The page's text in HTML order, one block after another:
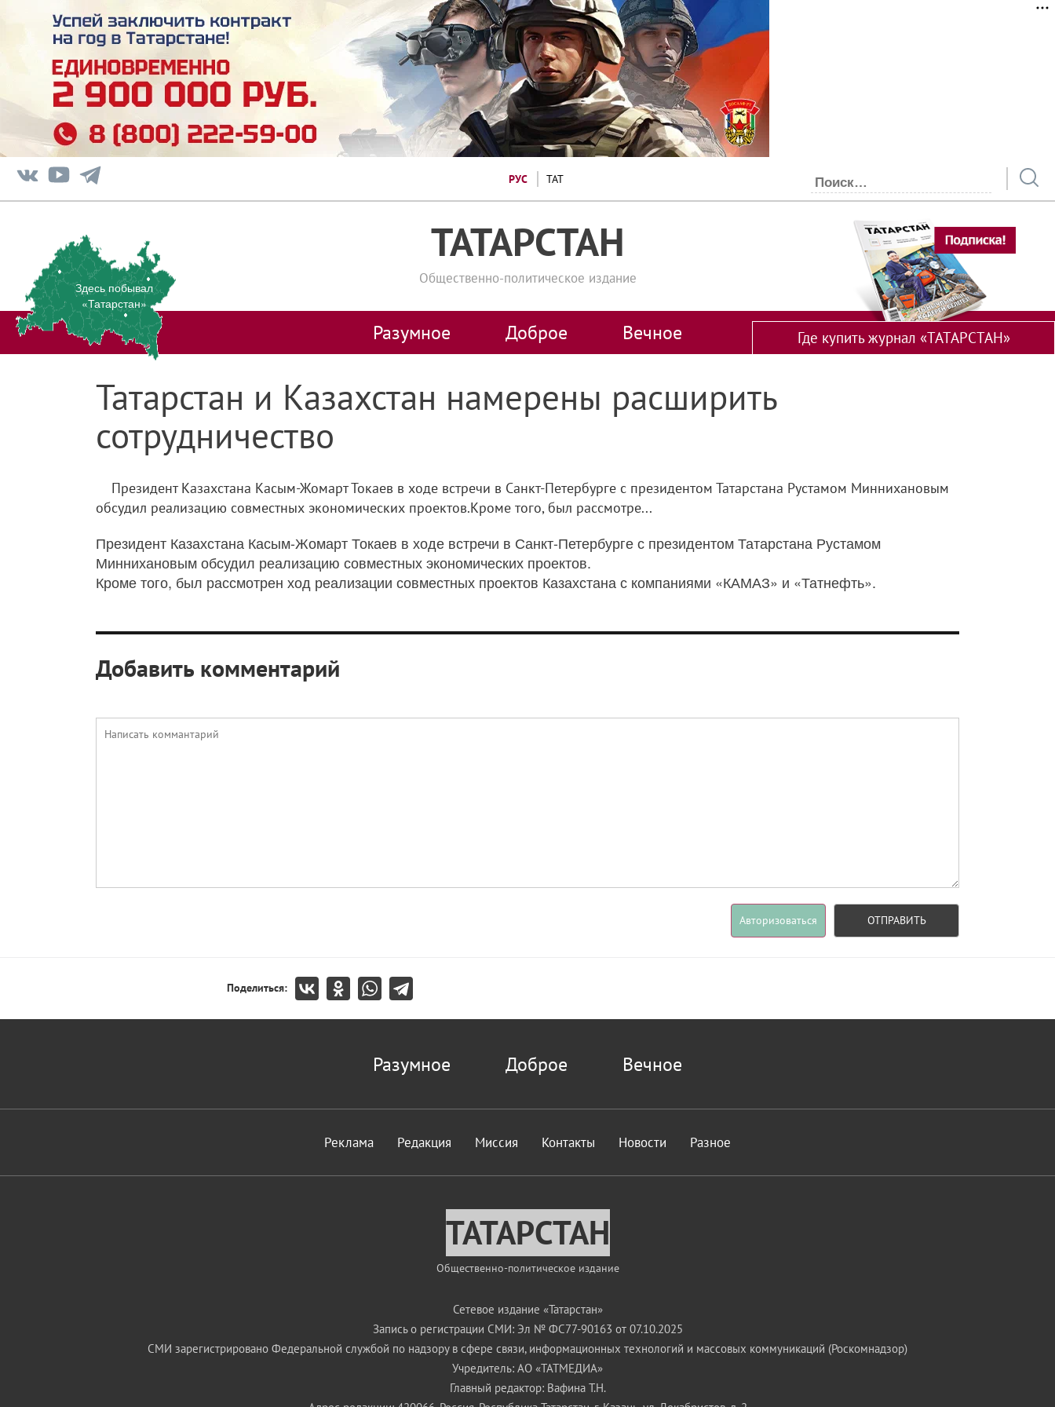
РУС ТАТ
ТАТАРСТАН
Общественно-политическое издание
Здесь побывал
«Татарстан»
Разумное Доброе Вечное Где купить журнал «ТАТАРСТАН»
Татарстан и Казахстан намерены расширить
сотрудничество
Президент Казахстана Касым-Жомарт Токаев в ходе встречи в Санкт-Петербурге с президентом Татарстана Рустамом Миннихановым
обсудил реализацию совместных экономических проектов.Кроме того, был рассмотре...
Президент Казахстана Касым-Жомарт Токаев в ходе встречи в Санкт-Петербурге с президентом Татарстана Рустамом
Миннихановым обсудил реализацию совместных экономических проектов.
Кроме того, был рассмотрен ход реализации совместных проектов Казахстана с компаниями «КАМАЗ» и «Татнефть».
Добавить комментарий
Авторизоваться ОТПРАВИТЬ
Поделиться:
Разумное Доброе Вечное
Реклама Редакция Миссия Контакты Новости Разное
ТАТАРСТАН
Общественно-политическое издание
Сетевое издание «Татарстан»
Запись о регистрации СМИ: Эл № ФС77-90163 от 07.10.2025
СМИ зарегистрировано Федеральной службой по надзору в сфере связи, информационных технологий и массовых коммуникаций (Роскомнадзор)
Учредитель: АО «ТАТМЕДИА»
Главный редактор: Вафина Т.Н.